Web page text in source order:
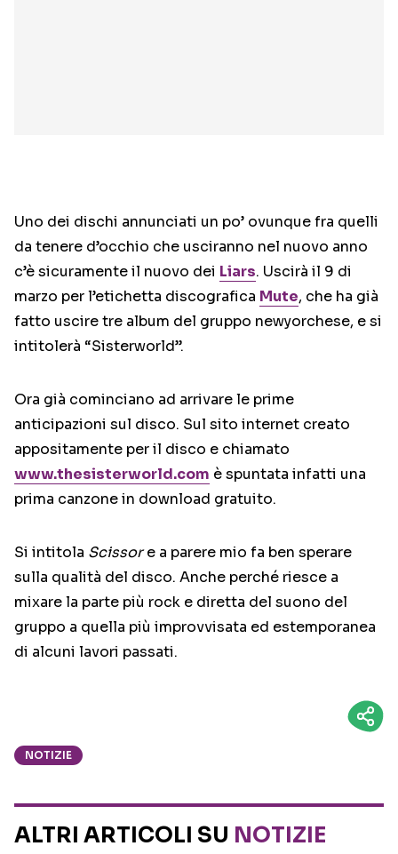
Uno dei dischi annunciati un po’ ovunque fra quelli
da tenere d’occhio che usciranno nel nuovo anno
c’è sicuramente il nuovo dei Liars. Uscirà il 9 di
marzo per l’etichetta discografica Mute, che ha già
fatto uscire tre album del gruppo newyorchese, e si
intitolerà “Sisterworld”.
Ora già cominciano ad arrivare le prime
anticipazioni sul disco. Sul sito internet creato
appositamente per il disco e chiamato
www.thesisterworld.com è spuntata infatti una
prima canzone in download gratuito.
Si intitola Scissore a parere mio fa ben sperare
sulla qualità del disco. Anche perché riesce a
mixare la parte più rock e diretta del suono del
gruppo a quella più improvvisata ed estemporanea
di alcuni lavori passati.
NOTIZIE
ALTRI ARTICOLI SU NOTIZIE